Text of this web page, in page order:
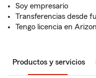
Soy empresario
Transferencias desde
Tengo licencia en
Productos y servicios